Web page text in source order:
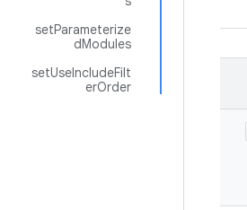
setParameterize
dModules
setUseIncludeFilt
erOrder